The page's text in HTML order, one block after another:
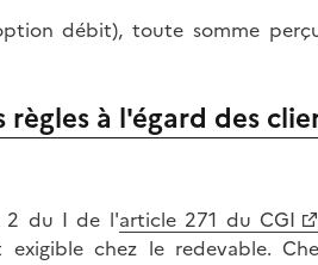
débit), toute somme
règles à l'égard des
2 du I de l'article 271 du CGI
chez le redevable.